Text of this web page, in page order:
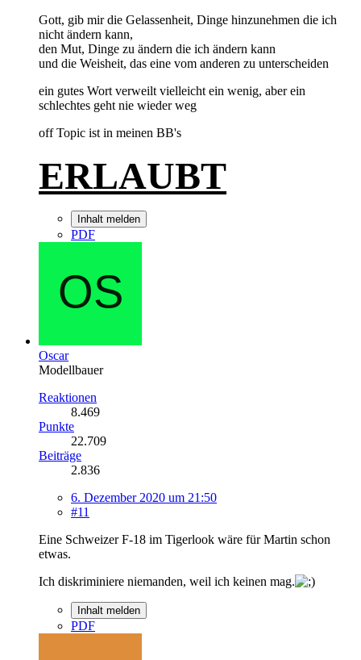
Gott, gib mir die Gelassenheit, Dinge hinzunehmen die ich
nicht ändern kann,
den Mut, Dinge zu ändern die ich ändern kann
und die Weisheit, das eine vom anderen zu unterscheiden
ein gutes Wort verweilt vielleicht ein wenig, aber ein
schlechtes geht nie wieder weg
off Topic ist in meinen BB's
ERLAUBT
Inhalt melden
PDF
Oscar
Modellbauer
Reaktionen
8.469
Punkte
22.709
Beiträge
2.836
6. Dezember 2020 um 21:50
#11
Eine Schweizer F-18 im Tigerlook wäre für Martin schon
etwas.
Ich diskriminiere niemanden, weil ich keinen mag.
Inhalt melden
PDF